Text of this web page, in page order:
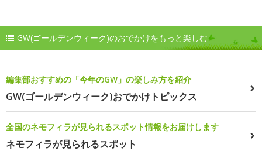
GW(ゴールデンウィーク)のおでかけをもっと楽しむ
編集部おすすめの「今年のGW」の楽しみ方を紹介
GW(ゴールデンウィーク)おでかけトピックス
全国のネモフィラが見られるスポット情報をお届けします
ネモフィラが見られるスポット